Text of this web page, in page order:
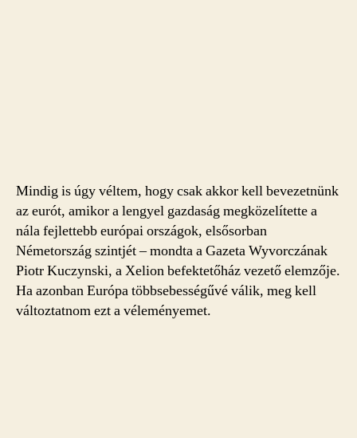
Mindig is úgy véltem, hogy csak akkor kell bevezetnünk
az eurót, amikor a lengyel gazdaság megközelítette a
nála fejlettebb európai országok, elsősorban
Németország szintjét – mondta a Gazeta Wyvorczának
Piotr Kuczynski, a Xelion befektetőház vezető elemzője.
Ha azonban Európa többsebességűvé válik, meg kell
változtatnom ezt a véleményemet.